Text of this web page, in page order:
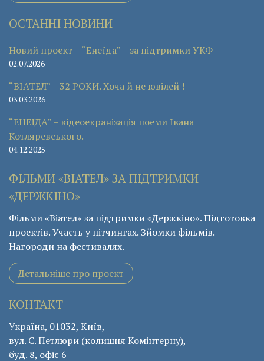
ОСТАННІ НОВИНИ
Новий проєкт – “Енеїда” – за підтримки УКФ
02.07.2026
“ВІАТЕЛ” – 32 РОКИ. Хоча й не ювілей !
03.03.2026
“ЕНЕЇДА” – відеоекранізація поеми Івана
Котляревського.
04.12.2025
ФІЛЬМИ «ВІАТЕЛ» ЗА ПІДТРИМКИ
«ДЕРЖКІНО»
Фільми «Віател» за підтримки «Держкіно». Підготовка
проектів. Участь у пітчингах. Зйомки фільмів.
Нагороди на фестивалях.
Детальніше про проект
КОНТАКТ
Україна, 01032, Київ,
вул. С. Петлюри (колишня Комінтерну),
буд. 8, офіс 6